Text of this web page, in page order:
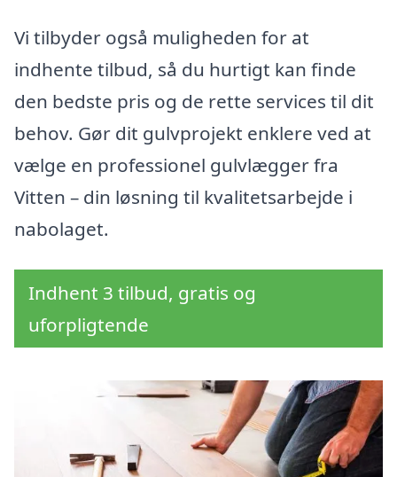
Vi tilbyder også muligheden for at
indhente tilbud, så du hurtigt kan finde
den bedste pris og de rette services til dit
behov. Gør dit gulvprojekt enklere ved at
vælge en professionel gulvlægger fra
Vitten – din løsning til kvalitetsarbejde i
nabolaget.
Indhent 3 tilbud, gratis og
uforpligtende